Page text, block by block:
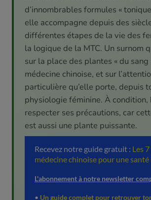
d’innombrables formules «
elle accompagne depuis des
différentes étapes de la vie des
la logique de la MTC. Un surnom
sur la place des plantes « du sang
médecine chinoise, et sur
particulière qu’elle porte, depuis
physiologie féminine. À condition,
respecter ses précautions, car
est aussi une plante puissante.